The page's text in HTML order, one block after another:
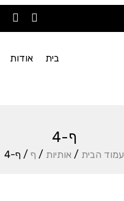
בית אודות
ף-4
עמוד הבית / אותיות / ף / ף-4